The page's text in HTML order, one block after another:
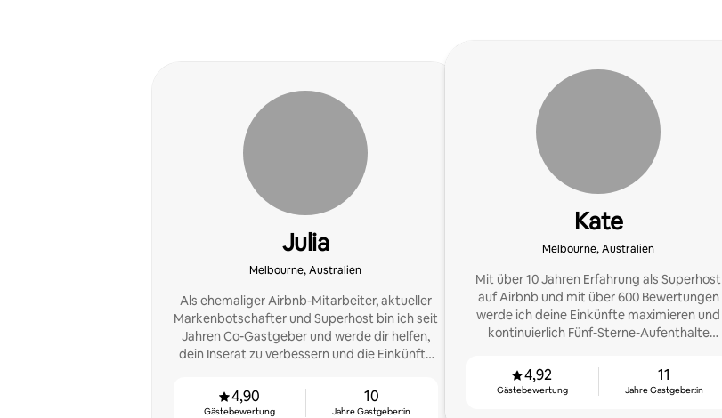
Julia
Melbourne, Australien
Als ehemaliger Airbnb-Mitarbeiter, aktueller
Markenbotschafter und Superhost bin ich seit
Jahren Co-Gastgeber und werde dir helfen,
dein Inserat zu verbessern und die Einkünfte
4,90
Gästebewertung
10
Jahre Gastgeber:in
Kate
Melbourne, Australien
Mit über 10 Jahren Erfahrung als Superhost
auf Airbnb und mit über 600 Bewertungen
werde ich deine Einkünfte maximieren und
kontinuierlich Fünf-Sterne-Aufenthalte
4,92
Gästebewertung
11
Jahre Gastgeber:in